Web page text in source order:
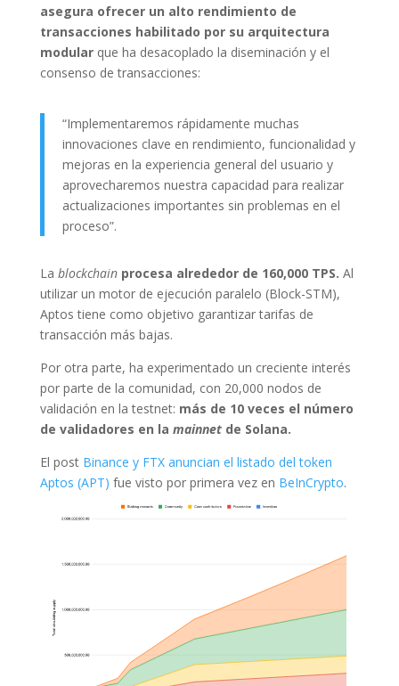
asegura ofrecer un alto rendimiento de
transacciones habilitado por su arquitectura
modular que ha desacoplado la diseminación y el
consenso de transacciones:
“Implementaremos rápidamente muchas
innovaciones clave en rendimiento, funcionalidad y
mejoras en la experiencia general del usuario y
aprovecharemos nuestra capacidad para realizar
actualizaciones importantes sin problemas en el
proceso”.
La blockchain procesa alrededor de 160,000 TPS. Al
utilizar un motor de ejecución paralelo (Block-STM),
Aptos tiene como objetivo garantizar tarifas de
transacción más bajas.
Por otra parte, ha experimentado un creciente interés
por parte de la comunidad, con 20,000 nodos de
validación en la testnet: más de 10 veces el número
de validadores en la mainnetde Solana.
El post Binance y FTX anuncian el listado del token
Aptos (APT) fue visto por primera vez en BeInCrypto.